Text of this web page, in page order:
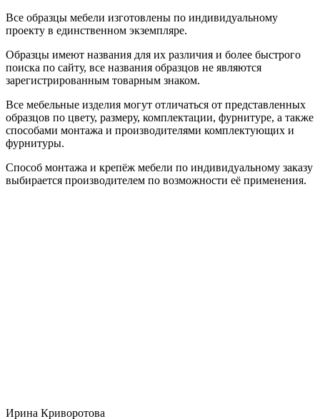
Все образцы мебели изготовлены по индивидуальному
проекту в единственном экземпляре.
Образцы имеют названия для их различия и более быстрого
поиска по сайту, все названия образцов не являются
зарегистрированным товарным знаком.
Все мебельные изделия могут отличаться от представленных
образцов по цвету, размеру, комплектации, фурнитуре, а также
способами монтажа и производителями комплектующих и
фурнитуры.
Способ монтажа и крепёж мебели по индивидуальному заказу
выбирается производителем по возможности её применения.
Ирина Криворотова